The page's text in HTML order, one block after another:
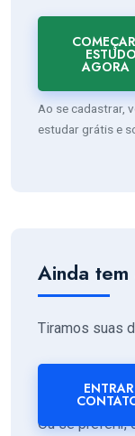
AGORA
Ao se cadastrar,
estudar grátis e
Ainda
Tiramos suas
Ou se preferir,